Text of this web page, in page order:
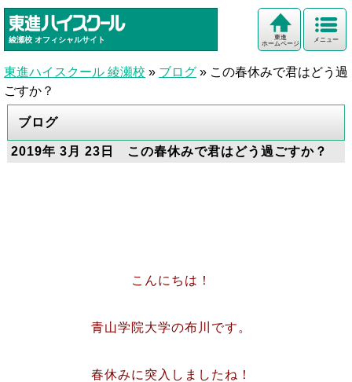
綾瀬校 オフィシャルサイト メニュー
東進
ホームページ
東進ハイスクール 綾瀬校 » ブログ » この春休みで君はどう過
ごすか？
ブログ
2019年 3月 23日 この春休みで君はどう過ごすか？
こんにちは！
青山学院大学の布川です。
春休みに突入しましたね！